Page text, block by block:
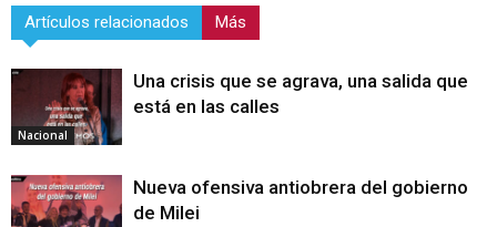
Artículos relacionados Más
Nacional
Una crisis que se agrava, una salida que
está en las calles
Nueva ofensiva antiobrera del gobierno
de Milei